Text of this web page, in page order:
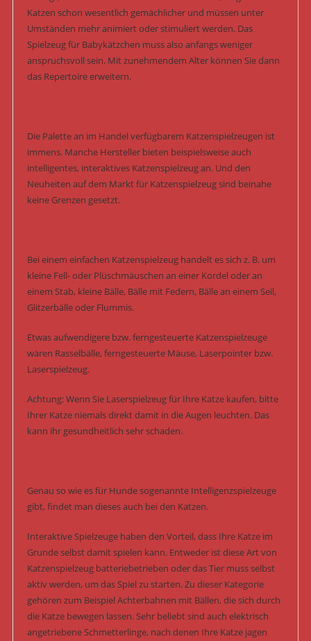
Katzen schon wesentlich gemächlicher und müssen unter
Umständen mehr animiert oder stimuliert werden. Das
Spielzeug für Babykätzchen muss also anfangs weniger
anspruchsvoll sein. Mit zunehmendem Alter können Sie dann
das Repertoire erweitern.
Die Palette an im Handel verfügbarem Katzenspielzeugen ist
immens. Manche Hersteller bieten beispielsweise auch
intelligentes, interaktives Katzenspielzeug an. Und den
Neuheiten auf dem Markt für Katzenspielzeug sind beinahe
keine Grenzen gesetzt.
Bei einem einfachen Katzenspielzeug handelt es sich z. B. um
kleine Fell- oder Plüschmäuschen an einer Kordel oder an
einem Stab, kleine Bälle, Bälle mit Federn, Bälle an einem Seil,
Glitzerbälle oder Flummis.
Etwas aufwendigere bzw. ferngesteuerte Katzenspielzeuge
wären Rasselbälle, ferngesteuerte Mäuse, Laserpointer bzw.
Laserspielzeug.
Achtung: Wenn Sie Laserspielzeug für Ihre Katze kaufen, bitte
Ihrer Katze niemals direkt damit in die Augen leuchten. Das
kann ihr gesundheitlich sehr schaden.
Genau so wie es für Hunde sogenannte Intelligenzspielzeuge
gibt, findet man dieses auch bei den Katzen.
Interaktive Spielzeuge haben den Vorteil, dass Ihre Katze im
Grunde selbst damit spielen kann. Entweder ist diese Art von
Katzenspielzeug batteriebetrieben oder das Tier muss selbst
aktiv werden, um das Spiel zu starten. Zu dieser Kategorie
gehören zum Beispiel Achterbahnen mit Bällen, die sich durch
die Katze bewegen lassen. Sehr beliebt sind auch elektrisch
angetriebene Schmetterlinge, nach denen Ihre Katze jagen